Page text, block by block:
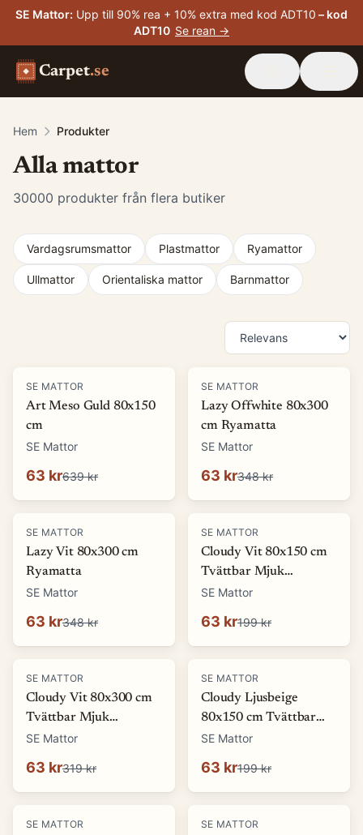
SE Mattor: Upp till 90% rea + 10% extra med kod ADT10 – kod
ADT10 Se rean →
Carpet.se
Hem Produkter
Alla mattor
30000 produkter från flera butiker
Vardagsrumsmattor Plastmattor Ryamattor
Ullmattor Orientaliska mattor Barnmattor
-90%
SE MATTOR
Art Meso Guld 80x150
cm
SE Mattor
63 kr639 kr
-82%
SE MATTOR
Lazy Offwhite 80x300
cm Ryamatta
SE Mattor
63 kr348 kr
-82%
SE MATTOR
Lazy Vit 80x300 cm
Ryamatta
SE Mattor
63 kr348 kr
-68%
SE MATTOR
Cloudy Vit 80x150 cm
Tvättbar Mjuk
Ryamatta
SE Mattor
63 kr199 kr
-80%
SE MATTOR
Cloudy Vit 80x300 cm
Tvättbar Mjuk
Ryamatta
SE Mattor
63 kr319 kr
-68%
SE MATTOR
Cloudy Ljusbeige
80x150 cm Tvättbar
Mjuk Ryamatta
SE Mattor
63 kr199 kr
-80%
SE MATTOR -68%
SE MATTOR